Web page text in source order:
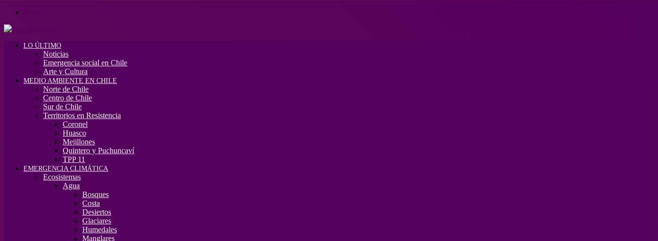
LO ÚLTIMO
Noticias
Emergencia social en Chile
Arte y Cultura
MEDIO AMBIENTE EN CHILE
Norte de Chile
Centro de Chile
Sur de Chile
Territorios en Resistencia
Coronel
Huasco
Mejillones
Quintero y Puchuncaví
TPP 11
EMERGENCIA CLIMÁTICA
Ecosistemas
Agua
Bosques
Costa
Desiertos
Glaciares
Humedales
Manglares